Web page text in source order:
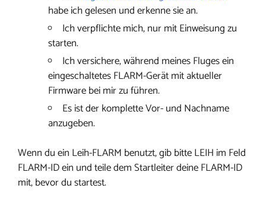
habe ich gelesen und erkenne sie an.
Ich verpflichte mich, nur mit Einweisung zu
starten.
Ich versichere, während meines Fluges ein
eingeschaltetes FLARM-Gerät mit aktueller
Firmware bei mir zu führen.
Es ist der komplette Vor- und Nachname
anzugeben.
Wenn du ein Leih-FLARM benutzt, gib bitte LEIH im Feld
FLARM-ID ein und teile dem Startleiter deine FLARM-ID
mit, bevor du startest.